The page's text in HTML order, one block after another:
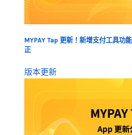
MYPAY Tap 更新！新增支付工具功
正
版本更新